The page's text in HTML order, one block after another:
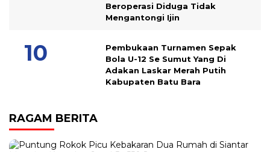
Beroperasi Diduga Tidak
Mengantongi Ijin
Pembukaan Turnamen Sepak
Bola U-12 Se Sumut Yang Di
Adakan Laskar Merah Putih
Kabupaten Batu Bara
RAGAM BERITA